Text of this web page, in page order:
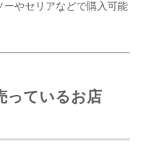
ーやセリアなどで購入可能
っているお店